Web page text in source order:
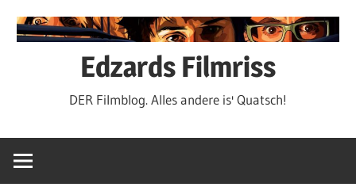
Inhalt
Edzards Filmriss
DER Filmblog. Alles andere is' Quatsch!